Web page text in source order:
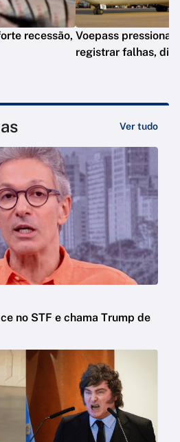
recessão, Voepass
registrar falhas, diz
Ver tudo
no STF e chama Trump de